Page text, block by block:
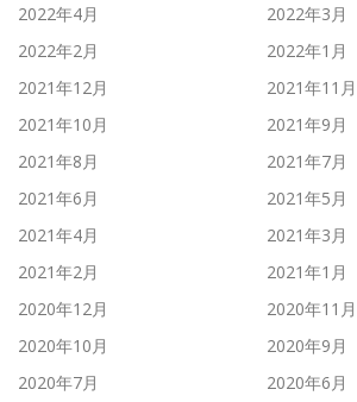
2022年4月
2022年3月
2022年2月
2022年1月
2021年12月
2021年11月
2021年10月
2021年9月
2021年8月
2021年7月
2021年6月
2021年5月
2021年4月
2021年3月
2021年2月
2021年1月
2020年12月
2020年11月
2020年10月
2020年9月
2020年7月
2020年6月